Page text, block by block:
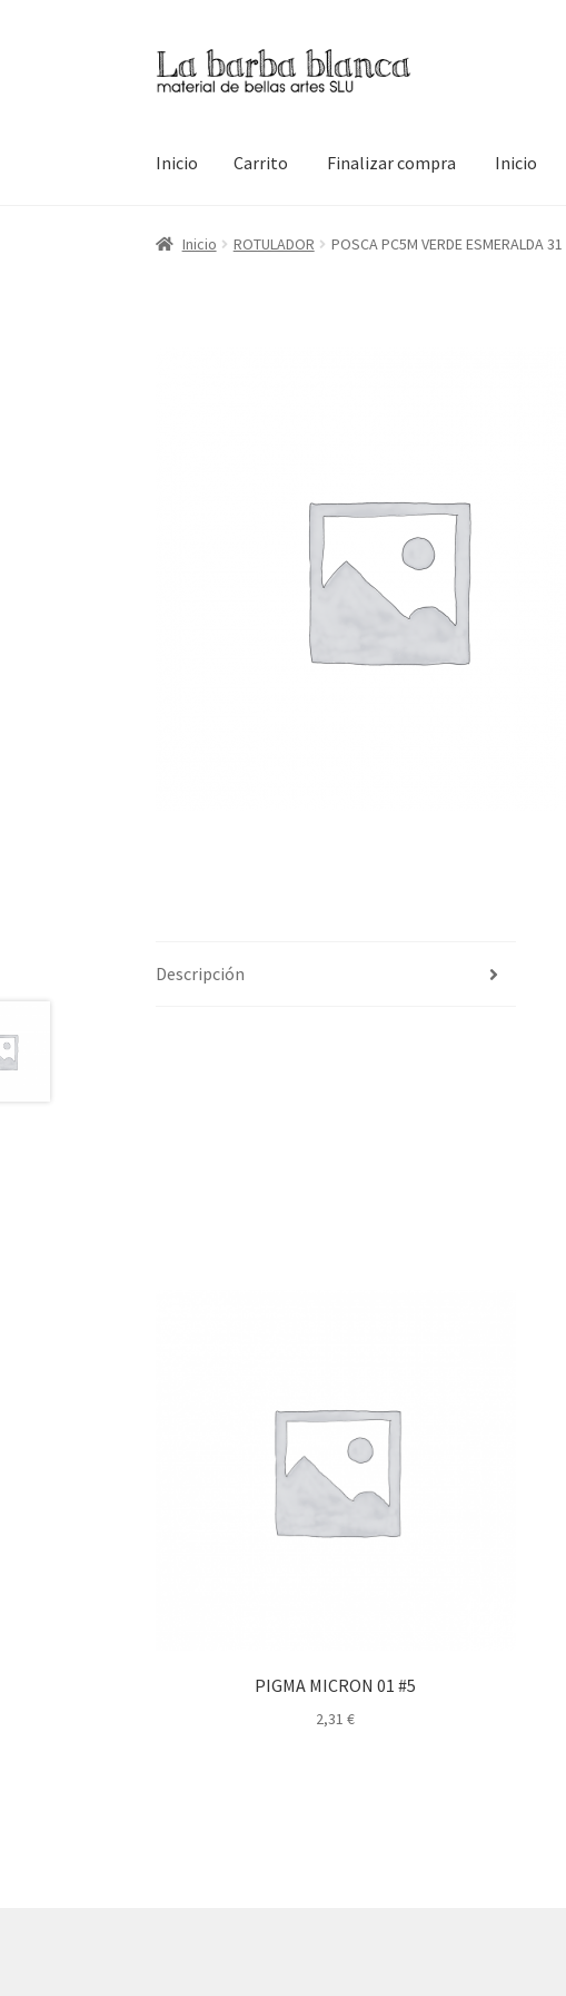
Ir
a
Ir
al
Inicio Carrito Finalizar compra Inicio
Inicio Carrito Finalizar compra InicioMi cuenta Tienda
Inicio ROTULADOR POSCA PC5M VERDE ESMERALDA 31
Descripción
PIGMA MICRON 01 #5
2,31€